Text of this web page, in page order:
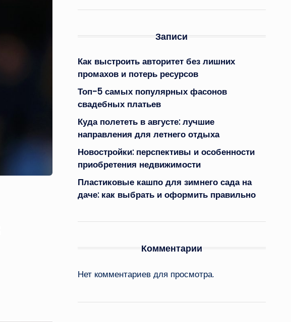
Записи
Как выстроить авторитет без лишних
промахов и потерь ресурсов
Топ-5 самых популярных фасонов
свадебных платьев
Куда полететь в августе: лучшие
направления для летнего отдыха
Новостройки: перспективы и особенности
приобретения недвижимости
Пластиковые кашпо для зимнего сада на
даче: как выбрать и оформить правильно
Комментарии
Нет комментариев для просмотра.